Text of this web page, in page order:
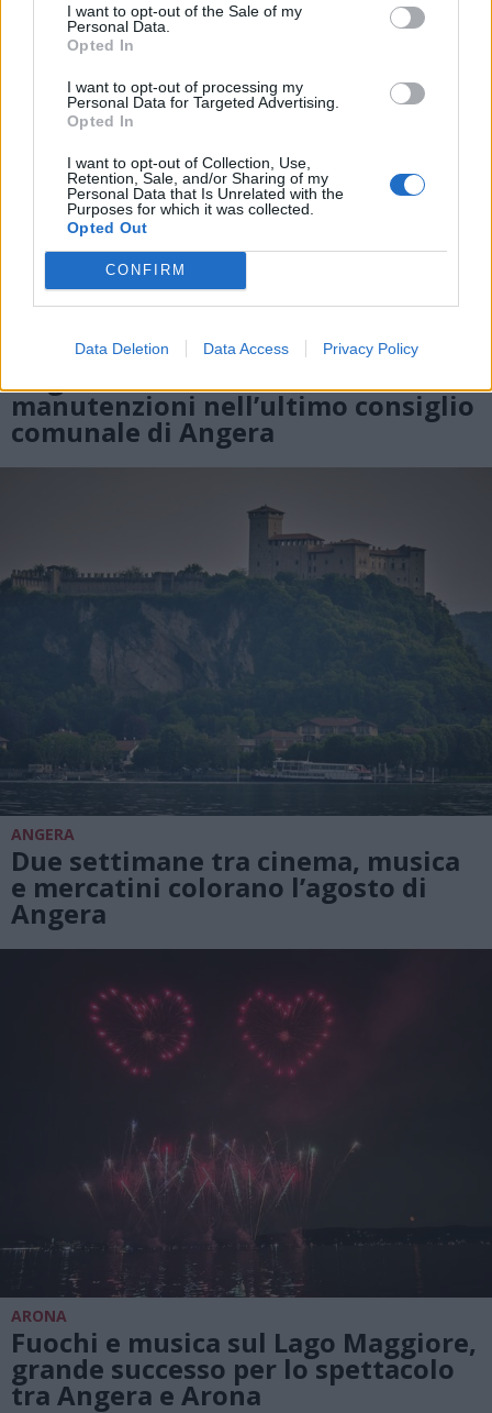
I want to opt-out of the Sale of my
Personal Data.
Opted In
I want to opt-out of processing my
Personal Data for Targeted Advertising.
Opted In
I want to opt-out of Collection, Use,
Retention, Sale, and/or Sharing of my
Personal Data that Is Unrelated with the
Purposes for which it was collected.
Opted Out
CONFIRM
Data Deletion Data Access Privacy Policy
manutenzioni nell’ultimo consiglio
comunale di Angera
ANGERA
Due settimane tra cinema, musica
e mercatini colorano l’agosto di
Angera
ARONA
Fuochi e musica sul Lago Maggiore,
grande successo per lo spettacolo
tra Angera e Arona